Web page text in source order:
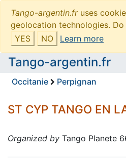
Tango-argentin.fruses
geolocation technologies.
YES
NO Learn more
Tango-argentin.fr
Occitanie Perpignan
ST CYP TANGO EN
Organized by Tango Planete